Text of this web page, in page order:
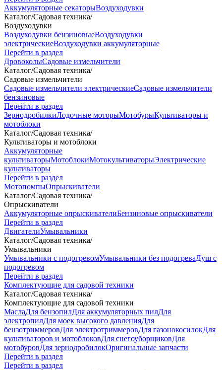
Аккумуляторные секаторыВоздуходувки
Каталог/Садовая техника/
Воздуходувки
Воздуходувки бензиновыеВоздуходувки
электрическиеВоздуходувки аккумуляторные
Перейти в раздел
ДровоколыСадовые измельчители
Каталог/Садовая техника/
Садовые измельчители
Садовые измельчители электрическиеСадовые измельчители
бензиновые
Перейти в раздел
ЗернодробилкиЛодочные моторыМотобурыКультиваторы и
мотоблоки
Каталог/Садовая техника/
Культиваторы и мотоблоки
Аккумуляторные
культиваторыМотоблокиМотокультиваторыЭлектрические
культиваторы
Перейти в раздел
МотопомпыОпрыскиватели
Каталог/Садовая техника/
Опрыскиватели
Аккумуляторные опрыскивателиБензиновые опрыскиватели
Перейти в раздел
ДвигателиУмывальники
Каталог/Садовая техника/
Умывальники
Умывальники с подогревомУмывальники без подогреваДуш с
подогревом
Перейти в раздел
Комплектующие для садовой техники
Каталог/Садовая техника/
Комплектующие для садовой техники
МаслаДля бензопилДля аккумуляторных пилДля
электропилДля моек высокого давленияДля
бензотриммеровДля электротриммеровДля газонокосилокДля
культиваторов и мотоблоковДля снегоуборщиковДля
мотобуровДля зернодробилокОригинальные запчасти
Перейти в раздел
Перейти в раздел